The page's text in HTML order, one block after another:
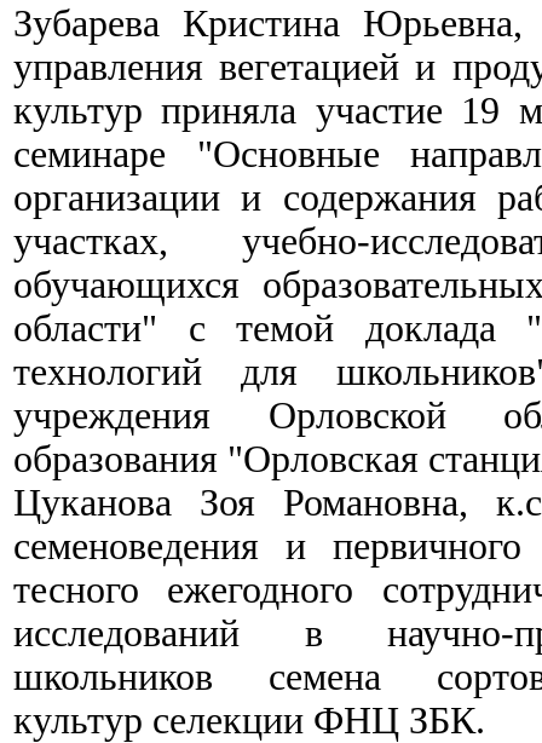
Зубарева Кристина Юрьевна,
управления вегетацией и
культур приняла участие 19
семинаре "Основные
организации и содержания
участках, учебно-
обучающихся
области" с темой доклада
технологий для
учреждения Орловской
образования "Орловская
Цуканова Зоя Романовна,
семеноведения и
тесного ежегодного
исследований в научно-
школьников семена сортов
культур селекции ФНЦ ЗБК.